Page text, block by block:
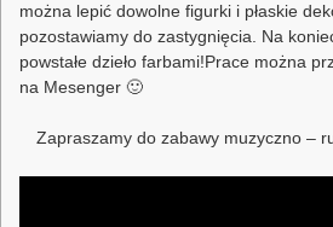
można lepić dowolne figurki i płaskie
pozostawiamy do zastygnięcia. Na
powstałe dzieło farbami!Prace można
na Mesenger 🙂
Zapraszamy do zabawy muzyczno –